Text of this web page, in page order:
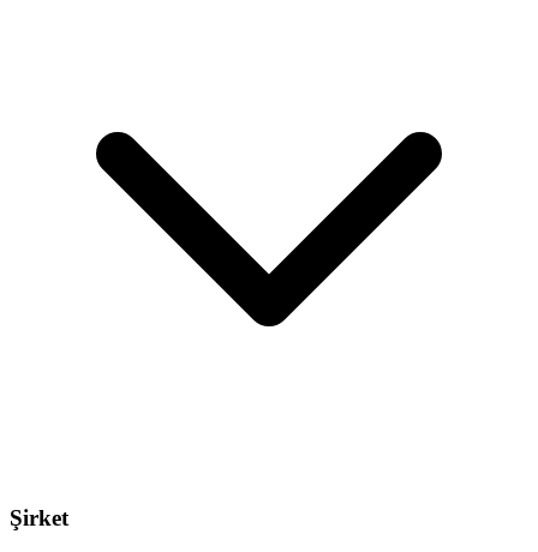
Şirket